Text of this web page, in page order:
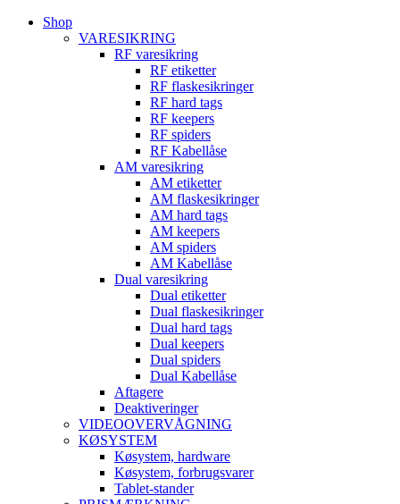
Shop
VARESIKRING
RF varesikring
RF etiketter
RF flaskesikringer
RF hard tags
RF keepers
RF spiders
RF Kabellåse
AM varesikring
AM etiketter
AM flaskesikringer
AM hard tags
AM keepers
AM spiders
AM Kabellåse
Dual varesikring
Dual etiketter
Dual flaskesikringer
Dual hard tags
Dual keepers
Dual spiders
Dual Kabellåse
Aftagere
Deaktiveringer
VIDEOOVERVÅGNING
KØSYSTEM
Køsystem, hardware
Køsystem, forbrugsvarer
Tablet-stander